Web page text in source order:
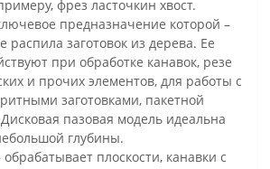
фрез ласточкин хвост.
предназначение которой –
распила заготовок из дерева. Ее
при обработке канавок, резе
и прочих элементов, для работы с
заготовками, пакетной
пазовая модель идеальна
глубины.
плоскости, канавки с